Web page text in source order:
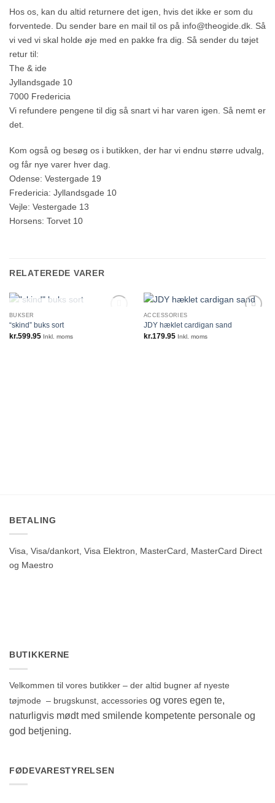
Hos os, kan du altid returnere det igen, hvis det ikke er som du
forventede. Du sender bare en mail til os på info@theogide.dk. Så
vi ved vi skal holde øje med en pakke fra dig. Så sender du tøjet
retur til:
The & ide
Jyllandsgade 10
7000 Fredericia
Vi refundere pengene til dig så snart vi har varen igen. Så nemt er
det.
Kom også og besøg os i butikken, der har vi endnu større udvalg,
og får nye varer hver dag.
Odense: Vestergade 19
Fredericia: Jyllandsgade 10
Vejle: Vestergade 13
Horsens: Torvet 10
RELATEREDE VARER
BUKSER
“skind” buks sort
kr.599.95 Inkl. moms
ACCESSORIES
JDY hæklet cardigan sand
kr.179.95 Inkl. moms
BETALING
Visa, Visa/dankort, Visa Elektron, MasterCard, MasterCard Direct
og Maestro
BUTIKKERNE
Velkommen til vores butikker – der altid bugner af nyeste
tøjmode – brugskunst, accessories og vores egen te,
naturligvis mødt med smilende kompetente personale og
god betjening.
FØDEVARESTYRELSEN